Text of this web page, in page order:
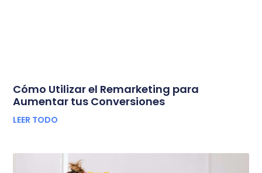
Cómo Utilizar el Remarketing para
Aumentar tus Conversiones
LEER TODO